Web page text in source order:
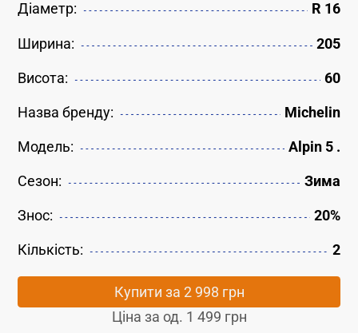
Діаметр: R 16
Ширина: 205
Висота: 60
Назва бренду: Michelin
Модель: Alpin 5 .
Сезон: Зима
Знос: 20%
Кількість: 2
Купити за 2 998 грн
Ціна за од. 1 499 грн